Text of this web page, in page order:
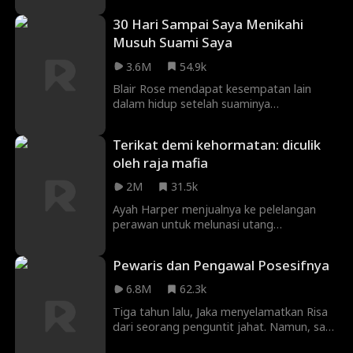
mencari mantra perceraian. Tapi semakin
lama mereka bersama, hati dan
pertahanannya runtuh. Apa yang terjadi di
Vegas akan mengubah segalanya!
30 Hari Sampai Saya Menikahi
Musuh Suami Saya
3.6M
54.9k
Blair Rose mendapat kesempatan lain
dalam hidup setelah suaminya
pelajaran. Satu -satunya hal yang dia
lewatkan dalam perencanaannya yang
cermat adalah jatuh cinta pada Nathan
Forbes, pewaris playboy yang tinggi dan
tampan bagi keluarga Forbes. Apakah ini
kesalahan lain atau kesempatan kedua
Terikat demi kehormatan: diculik
oleh raja mafia
2M
31.5k
Ayah Harper menjualnya ke pelelangan
perawan untuk melunasi utang
masuk untuk menyelamatkannya. Tapi apa
yang diinginkan pria paling berbahaya di
dunia bawah dengan Harper?
Pewaris dan Pengawal Posesifnya
6.8M
62.3k
Tiga tahun lalu, Jaka menyelamatkan Risa
dari seorang penguntit jahat. Namun, saat